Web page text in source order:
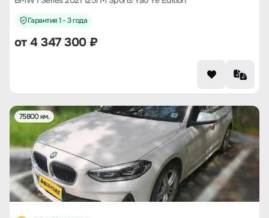
Гарантия 1 - 3 года
от4 347 300₽
75800 км.